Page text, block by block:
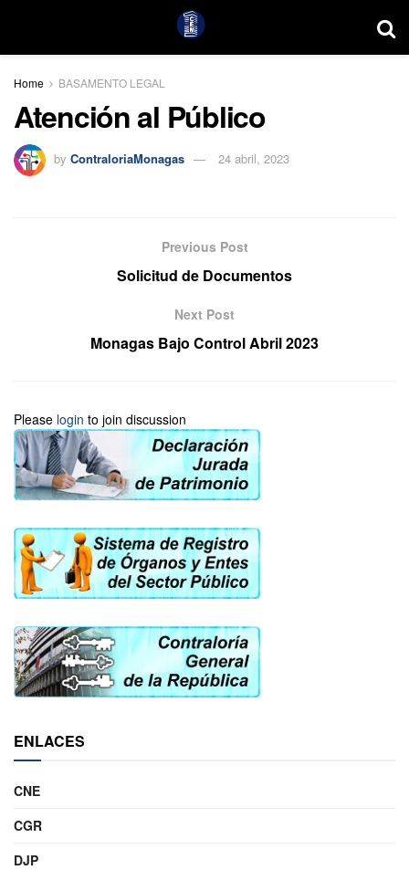
Home BASAMENTO LEGAL
Atención al Público
by ContraloriaMonagas 24 abril, 2023
Previous Post
Solicitud de Documentos
Next Post
Monagas Bajo Control Abril 2023
Please login to join discussion
ENLACES
CNE
CGR
DJP